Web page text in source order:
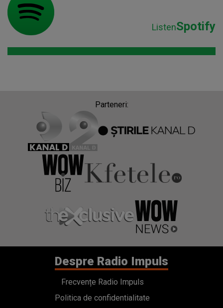
ListenSpotify
Parteneri:
Despre Radio Impuls
Frecvențe Radio Impuls
Politica de confidentialitate